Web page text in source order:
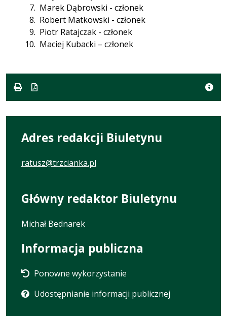
Marek Dąbrowski - członek
Robert Matkowski - członek
Piotr Ratajczak - członek
Maciej Kubacki – członek
Adres redakcji Biuletynu
ratusz@trzcianka.pl
Główny redaktor Biuletynu
Michał Bednarek
Informacja publiczna
Ponowne wykorzystanie
Udostępnianie informacji publicznej